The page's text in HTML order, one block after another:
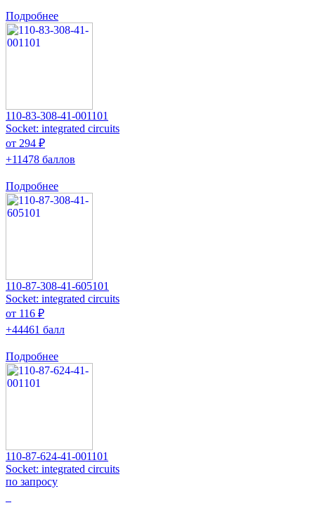
Подробнее
110-83-308-41-001101
Socket: integrated circuits
от 294 ₽
+11478 баллов
Подробнее
110-87-308-41-605101
Socket: integrated circuits
от 116 ₽
+44461 балл
Подробнее
110-87-624-41-001101
Socket: integrated circuits
по запросу